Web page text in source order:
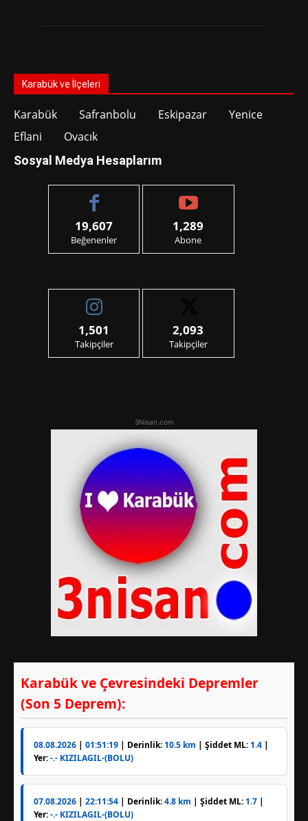
Karabük ve İlçeleri
Karabük Safranbolu Eskipazar
Yenice
Eflani
Ovacık
Sosyal Medya Hesaplarım
19,607
Beğenenler
1,289
Abone
1,501
Takipçiler
2,093
Takipçiler
3Nisan.com